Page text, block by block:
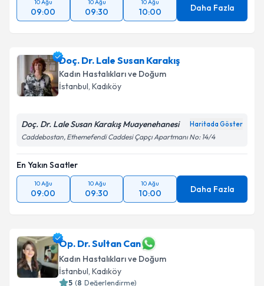
10 Ağu
09:00
10 Ağu
09:30
10 Ağu
10:00 Daha Fazla
Doç. Dr. Lale Susan Karakış
Kadın Hastalıkları ve Doğum
İstanbul, Kadıköy
Doç. Dr. Lale Susan Karakış Muayenehanesi Haritada Göster
Caddebostan, Ethemefendi Caddesi Çapçı Apartmanı No: 14/4
En Yakın Saatler
10 Ağu
09:00
10 Ağu
09:30
10 Ağu
10:00 Daha Fazla
Op. Dr. Sultan Can
Kadın Hastalıkları ve Doğum
İstanbul, Kadıköy
5 (8 Değerlendirme)